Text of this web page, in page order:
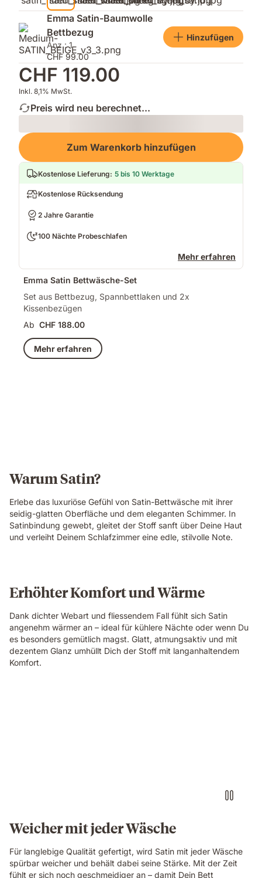
Emma Satin-Baumwolle
Bettbezug
Anz.: 1
CHF 99.00
Hinzufügen
CHF 119.00
Inkl. 8,1% MwSt.
Preis wird neu berechnet...
Loading
Zum Warenkorb hinzufügen
Kostenlose Lieferung: 5 bis 10 Werktage
Kostenlose Rücksendung
2 Jahre Garantie
100 Nächte Probeschlafen
Mehr erfahren
Emma Satin Bettwäsche-Set
Set aus Bettbezug, Spannbettlaken und 2x
Kissenbezügen
Ab CHF 188.00
Mehr erfahren
Warum Satin?
Erlebe das luxuriöse Gefühl von Satin-Bettwäsche mit ihrer
seidig-glatten Oberfläche und dem eleganten Schimmer. In
Satinbindung gewebt, gleitet der Stoff sanft über Deine Haut
und verleiht Deinem Schlafzimmer eine edle, stilvolle Note.
Erhöhter Komfort und Wärme
Dank dichter Webart und fliessendem Fall fühlt sich Satin
angenehm wärmer an – ideal für kühlere Nächte oder wenn Du
es besonders gemütlich magst. Glatt, atmungsaktiv und mit
dezentem Glanz umhüllt Dich der Stoff mit langanhaltendem
Komfort.
Weicher mit jeder Wäsche
Für langlebige Qualität gefertigt, wird Satin mit jeder Wäsche
spürbar weicher und behält dabei seine Stärke. Mit der Zeit
fühlt er sich noch geschmeidiger an – damit Dein Bett